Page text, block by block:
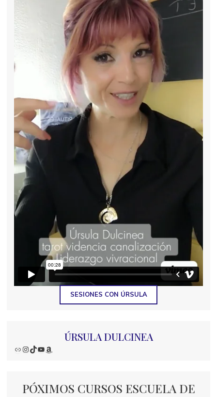
SESIONES CON ÚRSULA
ÚRSULA DULCINEA
Enlace
Instagram
TikTok
YouTube
Amazon
PÓXIMOS CURSOS ESCUELA DE